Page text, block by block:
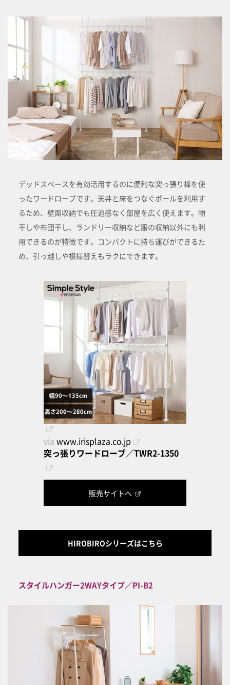
デッドスペースを有効活用するのに便利な突っ張り棒を使
ったワードローブです。天井と床をつなぐポールを利用す
るため、壁面収納でも圧迫感なく部屋を広く使えます。物
干しや布団干し、ランドリー収納など服の収納以外にも利
用できるのが特徴です。コンパクトに持ち運びができるた
め、引っ越しや模様替えもラクにできます。
via www.irisplaza.co.jp
突っ張りワードローブ／TWR2-1350
販売サイトへ
HIROBIROシリーズはこちら
スタイルハンガー2WAYタイプ／PI-B2